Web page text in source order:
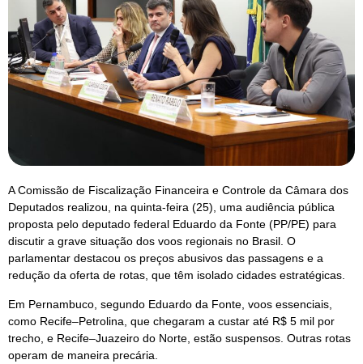
A Comissão de Fiscalização Financeira e Controle da Câmara dos
Deputados realizou, na quinta-feira (25), uma audiência pública
proposta pelo deputado federal Eduardo da Fonte (PP/PE) para
discutir a grave situação dos voos regionais no Brasil. O
parlamentar destacou os preços abusivos das passagens e a
redução da oferta de rotas, que têm isolado cidades estratégicas.
Em Pernambuco, segundo Eduardo da Fonte, voos essenciais,
como Recife–Petrolina, que chegaram a custar até R$ 5 mil por
trecho, e Recife–Juazeiro do Norte, estão suspensos. Outras rotas
operam de maneira precária.